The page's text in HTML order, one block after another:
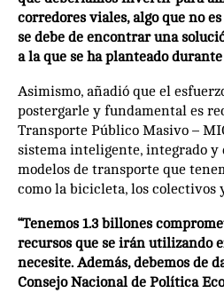
corredores viales, algo que no
se debe de encontrar una
a la que se ha planteado
Asimismo, añadió que el
postergarle y fundamental es
Transporte Público Masivo –
sistema inteligente, integrado y
modelos de transporte que
como la bicicleta, los colectivos
“Tenemos 1.3 billones
recursos que se irán utilizando
necesite. Además, debemos de
Consejo Nacional de Política